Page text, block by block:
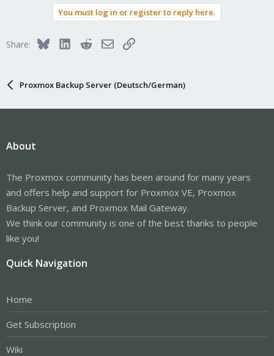
You must log in or register to reply here.
Share: BlueskyLinkedInRedditEmailLink
Proxmox Backup Server (Deutsch/German)
About
The Proxmox community has been around for many years
and offers help and support for Proxmox VE, Proxmox
Backup Server, and Proxmox Mail Gateway.
We think our community is one of the best thanks to people
like you!
Quick Navigation
Home
Get Subscription
Wiki